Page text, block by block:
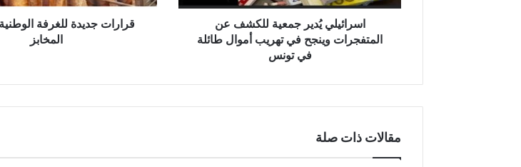
تهريب
طائلة
اسرائيلي يُدير جمعية للكشف عن
المتفجرات وينجح في تهريب أموال طائلة
في تونس
قرارات جديدة للغرفة
المخابز
مقالات ذات صلة